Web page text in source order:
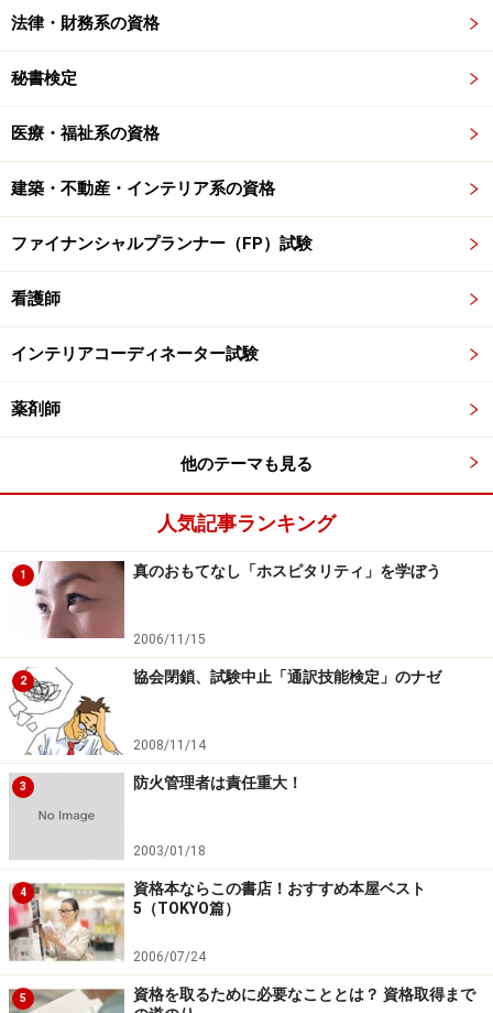
法律・財務系の資格
秘書検定
医療・福祉系の資格
建築・不動産・インテリア系の資格
ファイナンシャルプランナー（FP）試験
看護師
インテリアコーディネーター試験
薬剤師
他のテーマも見る
人気記事ランキング
1 真のおもてなし「ホスピタリティ」を学ぼう
2006/11/15
2 協会閉鎖、試験中止「通訳技能検定」のナゼ
2008/11/14
3 防火管理者は責任重大！
2003/01/18
4
資格本ならこの書店！おすすめ本屋ベスト
5（TOKYO篇）
2006/07/24
5
資格を取るために必要なこととは？ 資格取得まで